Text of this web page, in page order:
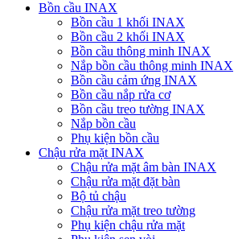
Bồn cầu INAX
Bồn cầu 1 khối INAX
Bồn cầu 2 khối INAX
Bồn cầu thông minh INAX
Nắp bồn cầu thông minh INAX
Bồn cầu cảm ứng INAX
Bồn cầu nắp rửa cơ
Bồn cầu treo tường INAX
Nắp bồn cầu
Phụ kiện bồn cầu
Chậu rửa mặt INAX
Chậu rửa mặt âm bàn INAX
Chậu rửa mặt đặt bàn
Bộ tủ chậu
Chậu rửa mặt treo tường
Phụ kiện chậu rửa mặt